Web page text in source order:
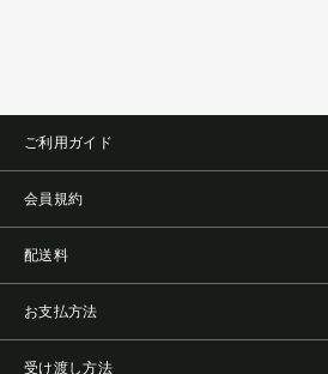
ご利用ガイド
会員規約
配送料
お支払方法
受け渡し方法